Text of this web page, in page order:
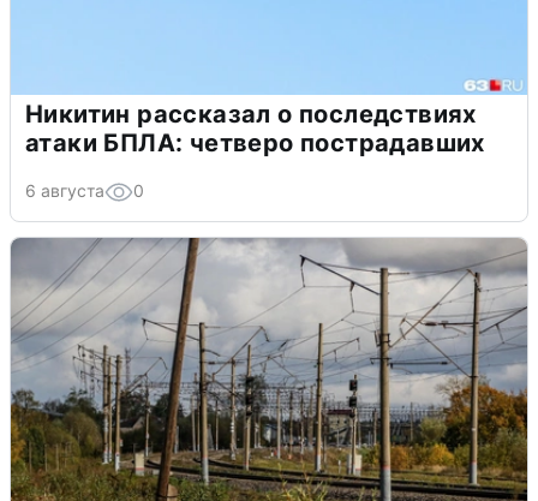
Никитин рассказал о последствиях
атаки БПЛА: четверо пострадавших
6 августа 0